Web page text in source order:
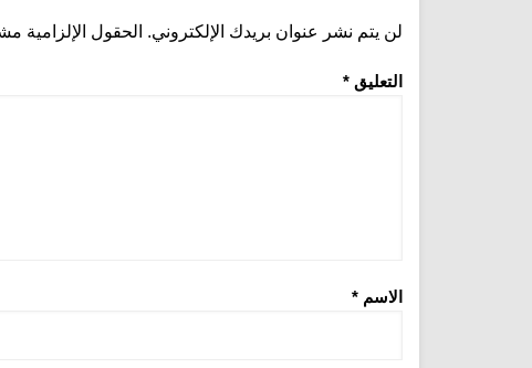
لن يتم نشر عنوان بريدك الإلكتروني. الحقول الإلزامية
التعليق *
الاسم *